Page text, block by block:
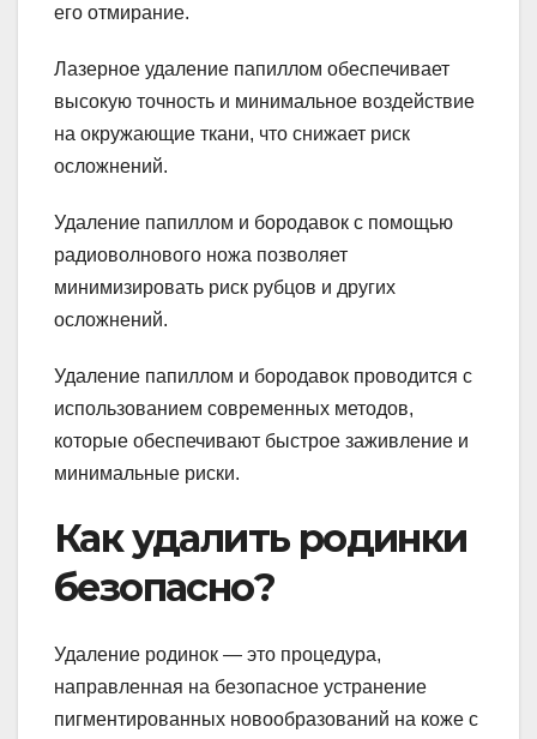
его отмирание.
Лазерное удаление папиллом обеспечивает
высокую точность и минимальное воздействие
на окружающие ткани, что снижает риск
осложнений.
Удаление папиллом и бородавок с помощью
радиоволнового ножа позволяет
минимизировать риск рубцов и других
осложнений.
Удаление папиллом и бородавок проводится с
использованием современных методов,
которые обеспечивают быстрое заживление и
минимальные риски.
Как удалить родинки
безопасно?
Удаление родинок — это процедура,
направленная на безопасное устранение
пигментированных новообразований на коже с